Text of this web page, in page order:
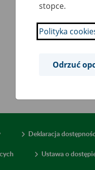
Deklaracja
Ustawa o
stopce.
Polityka
Odrzuć